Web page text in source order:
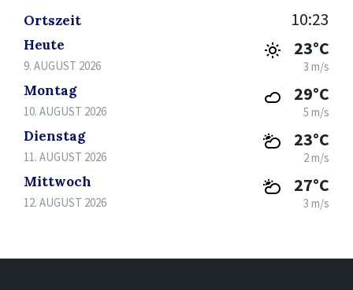
Ortszeit 10:23
Heute
9. AUGUST 2026
23°C
3 m/s
Montag
10. AUGUST 2026
29°C
5 m/s
Dienstag
11. AUGUST 2026
23°C
2 m/s
Mittwoch
12. AUGUST 2026
27°C
3 m/s